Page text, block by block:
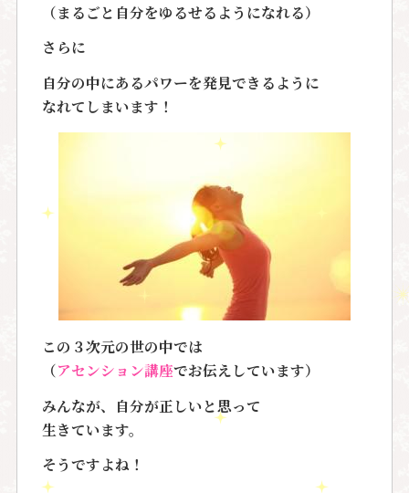
（まるごと自分をゆるせるようになれる）
さらに
自分の中にあるパワーを発見できるように
なれてしまいます！
この３次元の世の中では
（アセンション講座でお伝えしています）
みんなが、自分が正しいと思って
生きています。
そうですよね！